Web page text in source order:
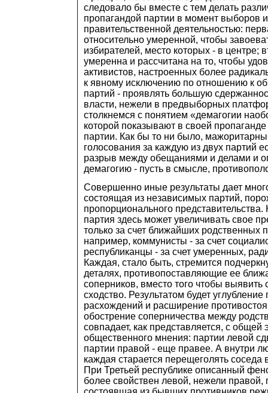
следовало бы вместе с тем делать
пропагандой партии в момент выборов
правительственной деятельностью:
относительно умеренной, чтобы
избирателей, место которых - в центре;
умеренна и рассчитана на то, чтобы
активистов, настроенных более
к явному исключению по отношению к
партий - проявлять большую
власти, нежели в предвыборных
столкнемся с понятием «демагогии
которой показывают в своей
партии. Как бы то ни было,
голосования за каждую из двух партий
разрыв между обещаниями и делами и
демагогию - пусть в смысле,
Совершенно иные результаты дает
состоящая из независимых партий,
пропорционального
партия здесь может увеличивать свое
только за счет ближайших родственных
например, коммунисты - за счет
республиканцы - за счет умеренных,
Каждая, стало быть, стремится
деталях, противопоставляющие ее
соперников, вместо того чтобы выявить
сходство. Результатом будет углубление
расхождений и расширение
обострение соперничества между
совпадает, как представляется, с общей
общественного мнения: партии левой
партии правой - еще правее. А внутри
каждая старается перещеголять соседа
При Третьей республике описанный
более свойствен левой, нежели правой,